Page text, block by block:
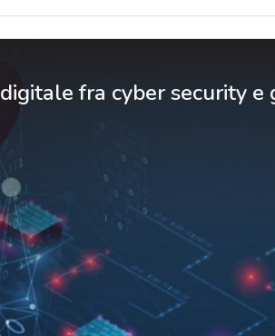
fra cyber security e